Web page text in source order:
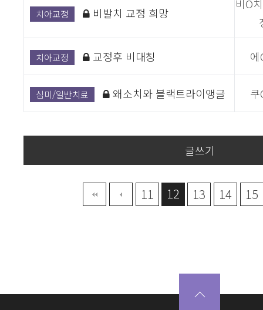
치아교정 비발치 교정 희망
비O
치아교정 교정후 비대칭
심미/일반치료 왜소치와 블랙트라이앵글
글쓰기
11 12 13 14 15